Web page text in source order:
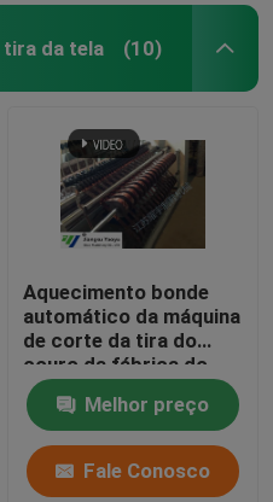
da tela (10)
Aquecimento bonde
automático da máquina
de corte da tira do
couro da fábrica do
vestuário
Melhor preço
Fale Conosco